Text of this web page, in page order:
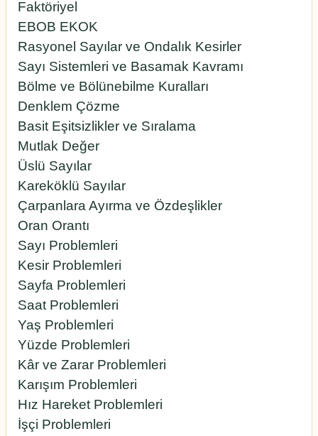
Faktöriyel
EBOB EKOK
Rasyonel Sayılar ve Ondalık Kesirler
Sayı Sistemleri ve Basamak Kavramı
Bölme ve Bölünebilme Kuralları
Denklem Çözme
Basit Eşitsizlikler ve Sıralama
Mutlak Değer
Üslü Sayılar
Kareköklü Sayılar
Çarpanlara Ayırma ve Özdeşlikler
Oran Orantı
Sayı Problemleri
Kesir Problemleri
Sayfa Problemleri
Saat Problemleri
Yaş Problemleri
Yüzde Problemleri
Kâr ve Zarar Problemleri
Karışım Problemleri
Hız Hareket Problemleri
İşçi Problemleri